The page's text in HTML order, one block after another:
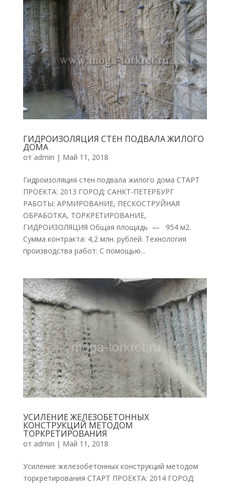
ГИДРОИЗОЛЯЦИЯ СТЕН ПОДВАЛА ЖИЛОГО
ДОМА
от admin | Май 11, 2018
Гидроизоляция стен подвала жилого дома СТАРТ
ПРОЕКТА: 2013 ГОРОД: САНКТ-ПЕТЕРБУРГ
РАБОТЫ: АРМИРОВАНИЕ, ПЕСКОСТРУЙНАЯ
ОБРАБОТКА, ТОРКРЕТИРОВАНИЕ,
ГИДРОИЗОЛЯЦИЯ Общая площадь — 954 м2.
Сумма контракта: 4,2 млн. рублей. Технология
производства работ: С помощью...
УСИЛЕНИЕ ЖЕЛЕЗОБЕТОННЫХ
КОНСТРУКЦИЙ МЕТОДОМ
ТОРКРЕТИРОВАНИЯ
от admin | Май 11, 2018
Усиление железобетонных конструкций методом
торкретирования СТАРТ ПРОЕКТА: 2014 ГОРОД: